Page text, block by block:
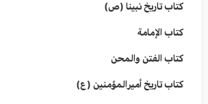
كتاب تاريخ نبينا (ص)
كتاب الإمامة
كتاب الفتن والمحن
كتاب تاريخ أميرالمؤمنين (ع)